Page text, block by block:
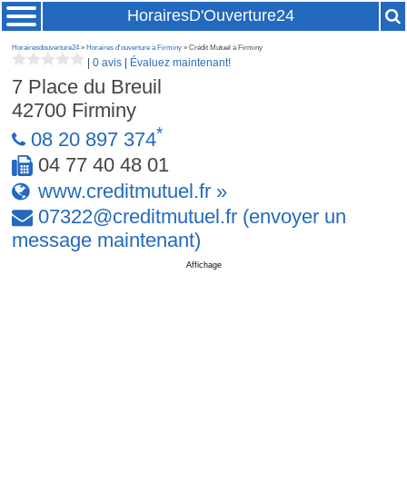
HorairesD'Ouverture24
Horairesdouverture24» Horaires d'ouverture à Firminy » Crédit Mutuel à Firminy
|0 avis Évaluez maintenant!
7 Place du Breuil
42700 Firminy
08 20 897 374*
04 77 40 48 01
www.creditmutuel.fr »
07322@creditmutuel.fr (envoyer un
message maintenant)
Affichage